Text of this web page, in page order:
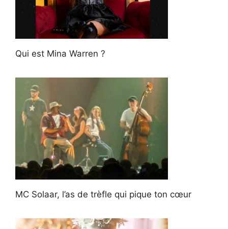
Qui est Mina Warren ?
MC Solaar, l’as de trèfle qui pique ton cœur